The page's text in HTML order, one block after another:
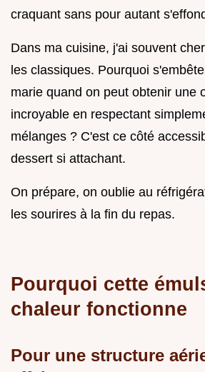
craquant sans pour autant
Dans ma cuisine, j'ai souvent
les classiques. Pourquoi
marie quand on peut obtenir une
incroyable en respectant
mélanges ? C'est ce côté
dessert si attachant.
On prépare, on oublie au
les sourires à la fin du repas.
Pourquoi cette
chaleur fonctionne
Pour une structure